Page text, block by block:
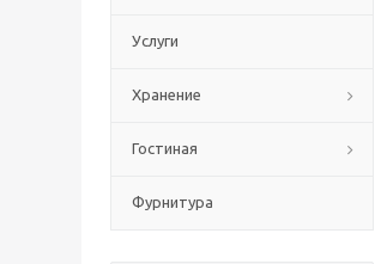
Услуги
Хранение
Гостиная
Фурнитура